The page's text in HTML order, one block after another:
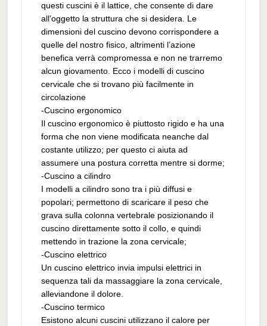
questi cuscini è il lattice, che consente di dare
all’oggetto la struttura che si desidera. Le
dimensioni del cuscino devono corrispondere a
quelle del nostro fisico, altrimenti l’azione
benefica verrà compromessa e non ne trarremo
alcun giovamento. Ecco i modelli di cuscino
cervicale che si trovano più facilmente in
circolazione
-Cuscino ergonomico
Il cuscino ergonomico è piuttosto rigido e ha una
forma che non viene modificata neanche dal
costante utilizzo; per questo ci aiuta ad
assumere una postura corretta mentre si dorme;
-Cuscino a cilindro
I modelli a cilindro sono tra i più diffusi e
popolari; permettono di scaricare il peso che
grava sulla colonna vertebrale posizionando il
cuscino direttamente sotto il collo, e quindi
mettendo in trazione la zona cervicale;
-Cuscino elettrico
Un cuscino elettrico invia impulsi elettrici in
sequenza tali da massaggiare la zona cervicale,
alleviandone il dolore.
-Cuscino termico
Esistono alcuni cuscini utilizzano il calore per